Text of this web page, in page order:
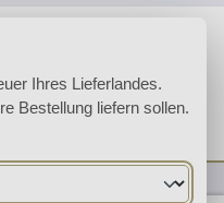
Du hast 0
Ihres Lieferlandes.
Bestellung liefern sollen.